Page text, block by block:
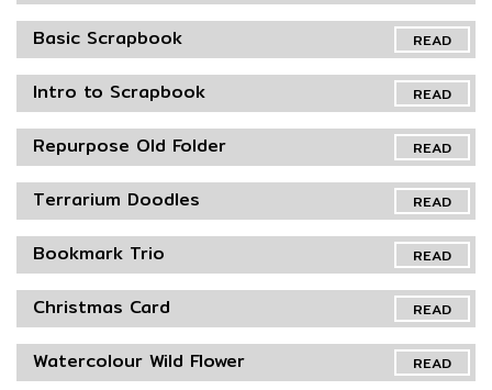
READ
Basic Scrapbook
READ
Intro to Scrapbook
READ
Repurpose Old Folder
READ
Terrarium Doodles
READ
Bookmark Trio
READ
Christmas Card
READ
Watercolour Wild Flower